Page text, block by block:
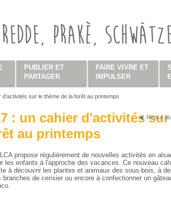
d'activités sur le thème de la forêt au printemps
Retour
: un cahier d'activités
au printemps
propose régulièrement de nouvelles activités en
les enfants à l'approche des vacances. Ce nouveau
à découvrir les plantes et animaux des sous-bois, à
branches de cerisier ou encore à confectionner un
PUBLIER ET
PARTAGER
FAIRE VIVRE ET
IMPULSER